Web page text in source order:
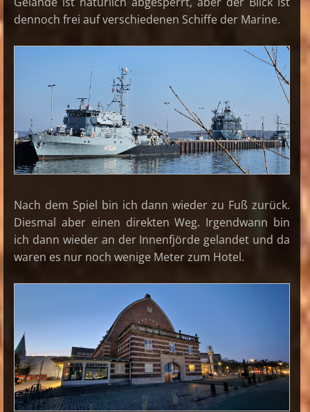
dennoch frei auf verschiedenen Schiffe der Marine.
Nach dem Spiel bin ich dann wieder zu Fuß zurück.
Diesmal aber einen direkten Weg. Irgendwann bin
ich dann wieder an der Innenfjörde gelandet und da
waren es nur noch wenige Meter zum Hotel.